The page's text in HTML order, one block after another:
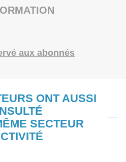
aux abonnés
ONT AUSSI
SECTEUR